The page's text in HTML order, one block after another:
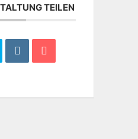
TEILEN